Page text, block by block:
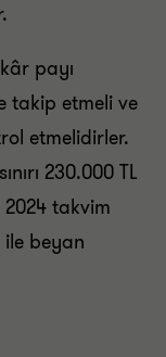
payı
takip etmeli ve
etmelidirler.
230.000 TL
takvim
ile beyan